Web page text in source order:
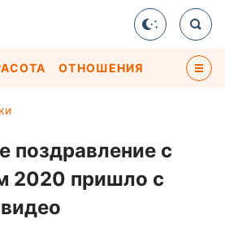
ОТНОШЕНИЯ
поздравление с
2020 пришло с